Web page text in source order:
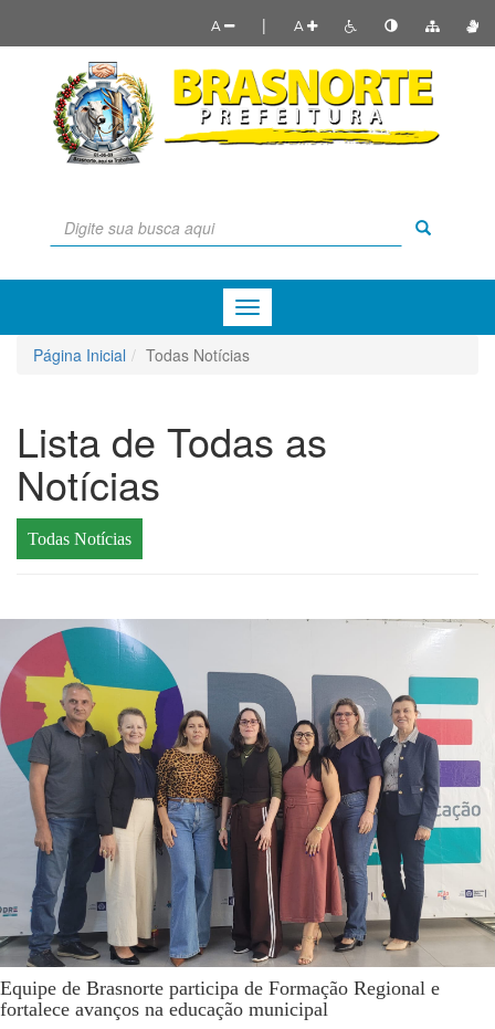
A | A
Menu
de
Navegação
Página Inicial Todas Notícias
Lista de Todas as
Notícias
Todas Notícias
Equipe de Brasnorte participa de Formação Regional e
fortalece avanços na educação municipal